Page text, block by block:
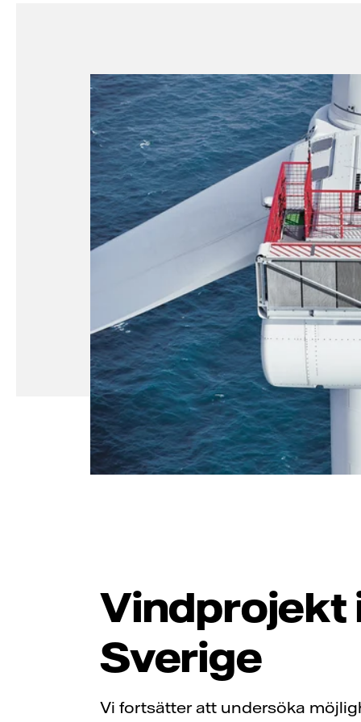
Vindprojekt
Sverige
Vi fortsätter att undersöka